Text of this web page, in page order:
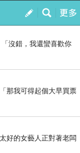
我的
訂閱
沒錯，我還蠻喜歡你
那我可得起個大早買票
好的女藝人正對著老闆